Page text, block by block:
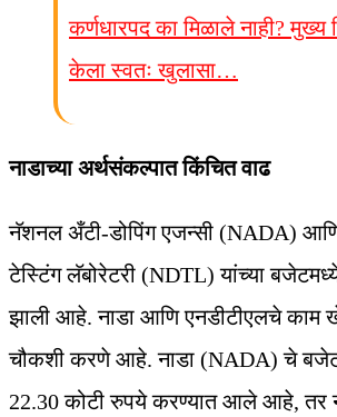
कर्णधारपद का मिळाले नाही? मुख्य
केला स्वतः खुलासा…
नाडाच्या अर्थसंकल्पात किंचित वाढ
नॅशनल अँटी-डोपिंग एजन्सी (NADA)
टेस्टिंग लॅबोरेटरी (NDTL) यांच्या
झाली आहे. नाडा आणि एनडीटीएलचे काम
चौकशी करणे आहे. नाडा (NADA) चे
22.30 कोटी रुपये करण्यात आले आहे, तर